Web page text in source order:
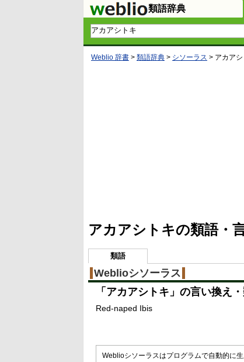
類語辞典
Weblio 辞書 > 類語辞典 > シソーラス > アカアシ
.
アカアシトキの類語・
類語
Weblioシソーラス
「 アカアシトキ 」の言い換え
Red-naped Ibis
Weblioシソーラスはプログラムで自動的に